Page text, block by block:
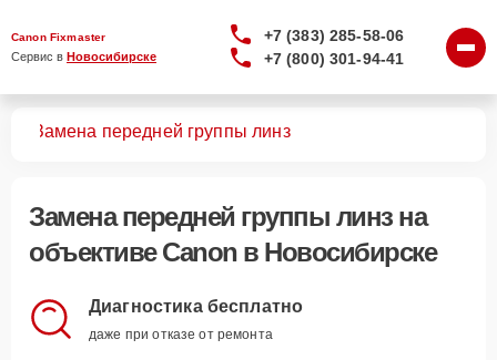
Canon Fixmaster
Сервис в Новосибирске
+7 (383) 285-58-06
+7 (800) 301-94-41
Замена передней группы линз
Замена передней группы линзна
объективе Canon в Новосибирске
Диагностика бесплатно
даже при отказе от ремонта